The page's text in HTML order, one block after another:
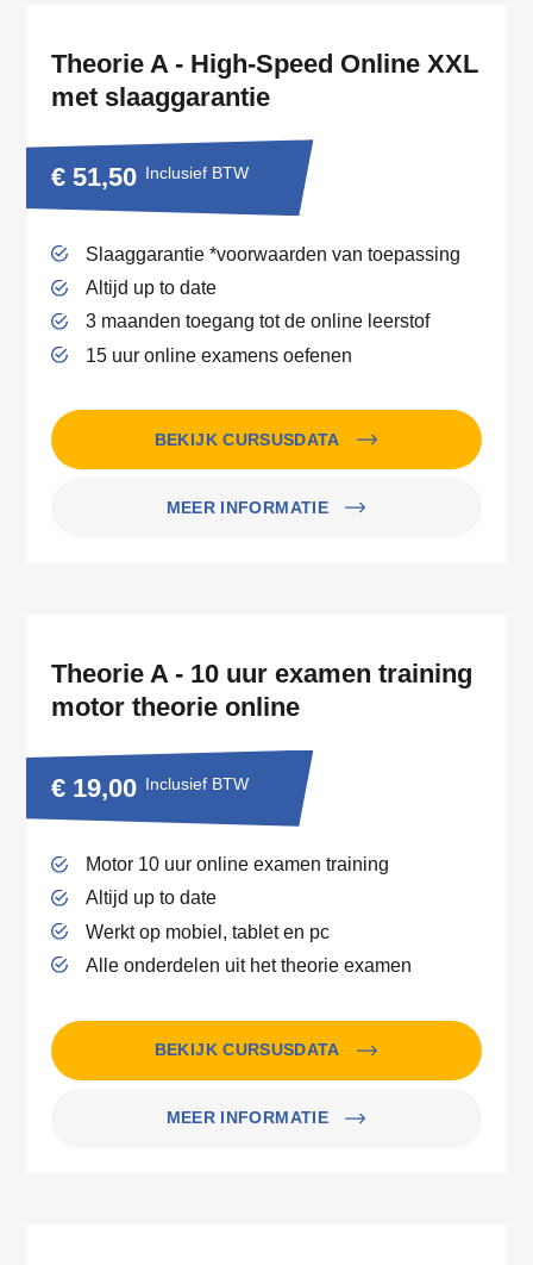
Theorie A - High-Speed Online XXL
met slaaggarantie
€ 51,50 Inclusief BTW
Slaaggarantie *voorwaarden van toepassing
Altijd up to date
3 maanden toegang tot de online leerstof
15 uur online examens oefenen
BEKIJK CURSUSDATA
MEER INFORMATIE
Theorie A - 10 uur examen training
motor theorie online
€ 19,00 Inclusief BTW
Motor 10 uur online examen training
Altijd up to date
Werkt op mobiel, tablet en pc
Alle onderdelen uit het theorie examen
BEKIJK CURSUSDATA
MEER INFORMATIE